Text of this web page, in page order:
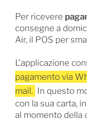
Per ricevere
consegne a
Air, il POS per
L’applicazione
pagamento via
mail. In questo
con la sua carta,
al momento della